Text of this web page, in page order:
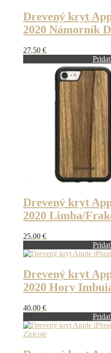
Drevený kryt
2020 Námorník
27.50 €
Drevený kryt
2020 Limba/
25.00 €
Drevený kryt
2020 Hory
40.00 €